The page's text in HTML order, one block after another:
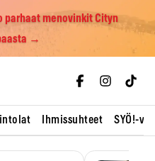
parhaat menovinkit Cityn
→
Ihmissuhteet SYÖ!-